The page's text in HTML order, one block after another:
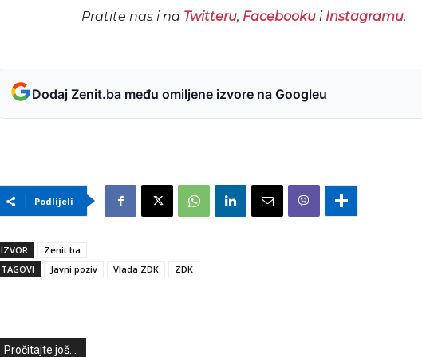
Pratite nas i na Twitteru, Facebookui Instagramu.
Dodaj Zenit.ba među omiljene izvore na Googleu
Podlijeli
IZVOR
Zenit.ba
TAGOVI
Javni poziv Vlada ZDK ZDK
Pročitajte još...